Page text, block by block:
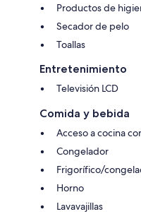
Productos de
Secador de pelo
Toallas
Entretenimiento
Televisión LCD
Comida y bebida
Acceso a cocina
Congelador
Frigorífico/
Horno
Lavavajillas